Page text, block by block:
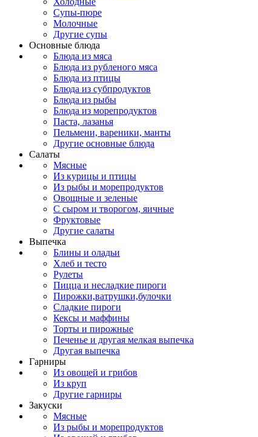
Супы-пюре
Молочные
Другие супы
Основные блюда
Блюда из мяса
Блюда из рубленого мяса
Блюда из птицы
Блюда из субпродуктов
Блюда из рыбы
Блюда из морепродуктов
Паста, лазанья
Пельмени, вареники, манты
Другие основные блюда
Салаты
Мясные
Из курицы и птицы
Из рыбы и морепродуктов
Овощные и зеленые
С сыром и творогом, яичные
Фруктовые
Другие салаты
Выпечка
Блины и оладьи
Хлеб и тесто
Рулеты
Пицца и несладкие пироги
Пирожки,ватрушки,булочки
Сладкие пироги
Кексы и маффины
Торты и пирожные
Печенье и другая мелкая выпечка
Другая выпечка
Гарниры
Из овощей и грибов
Из круп
Другие гарниры
Закуски
Мясные
Из рыбы и морепродуктов